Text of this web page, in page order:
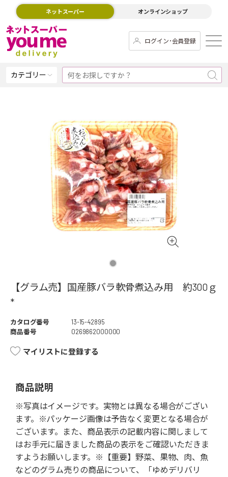
ネットスーパー オンラインショップ
ログイン･会員登録
カテゴリー
【グラム売】国産豚バラ軟骨煮込み用 約300ｇ
*
カタログ番号
13-15-42895
商品番号
0269862000000
マイリストに登録する
商品説明
※写真はイメージです。実物とは異なる場合がござい
ます。※パッケージ画像は予告なく変更となる場合が
ございます。また、商品表示の記載内容に関しまして
はお手元に届きました商品の表示をご確認いただきま
すようお願いします。※【重要】野菜、果物、肉、魚
などのグラム売りの商品について、「ゆめデリバリ